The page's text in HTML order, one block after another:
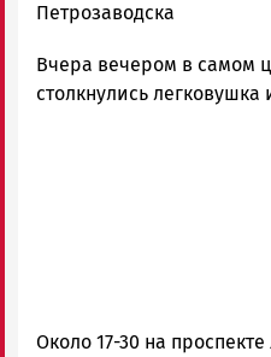
Новости
и
Карелии
Петрозаводска
Вчера вечером в самом
столкнулись
Около 17-30 на